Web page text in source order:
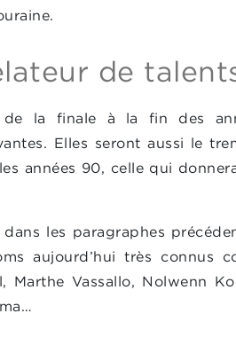
de
de la finale à la fin des
Elles seront aussi le
années 90, celle qui
les paragraphes
aujourd’hui très connus
Marthe Vassallo, Nolwenn